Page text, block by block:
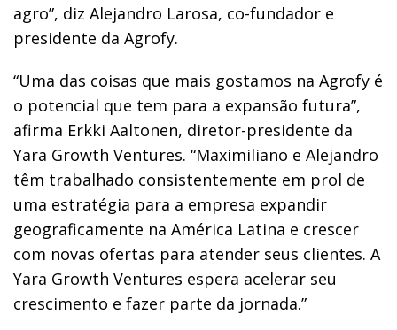
agro”, diz Alejandro Larosa, co-fundador e
presidente da Agrofy.
“Uma das coisas que mais gostamos na Agrofy é
o potencial que tem para a expansão futura”,
afirma Erkki Aaltonen, diretor-presidente da
Yara Growth Ventures. “Maximiliano e Alejandro
têm trabalhado consistentemente em prol de
uma estratégia para a empresa expandir
geograficamente na América Latina e crescer
com novas ofertas para atender seus clientes. A
Yara Growth Ventures espera acelerar seu
crescimento e fazer parte da jornada.”